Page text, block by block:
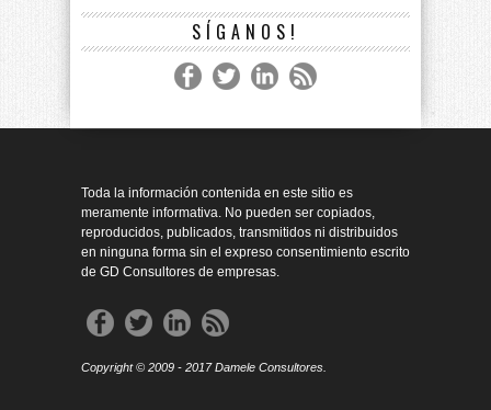
SÍGANOS!
Toda la información contenida en este sitio es
meramente informativa. No pueden ser copiados,
reproducidos, publicados, transmitidos ni distribuidos
en ninguna forma sin el expreso consentimiento escrito
de GD Consultores de empresas.
Copyright © 2009 - 2017 Damele Consultores.